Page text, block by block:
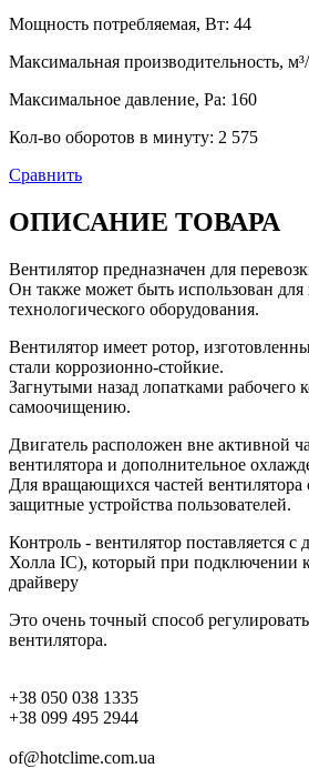
Мощность потребляемая, Вт: 44
Максимальная производительность,
Максимальное давление, Pa: 160
Кол-во оборотов в минуту: 2 575
Сравнить
ОПИСАНИЕ ТОВАРА
Вентилятор предназначен для
Он также может быть использован для
технологического оборудования.
Вентилятор имеет ротор,
стали коррозионно-стойкие.
Загнутыми назад лопатками рабочего
самоочищению.
Двигатель расположен вне активной
вентилятора и дополнительное
Для вращающихся частей вентилятора
защитные устройства пользователей.
Контроль - вентилятор поставляется с
Холла IC), который при подключении
драйверу
Это очень точный способ
вентилятора.
+38 050 038 1335
+38 099 495 2944
of@hotclime.com.ua